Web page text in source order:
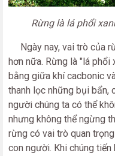
Rừng là lá phổi
Ngày nay, vai trò của
hơn nữa. Rừng là "lá phổi
bằng giữa khí cacbonic
thanh lọc những bụi bẩn,
người chúng ta có thể
nhưng không thể ngừng
rừng có vai trò quan
con người. Khi chúng tiến